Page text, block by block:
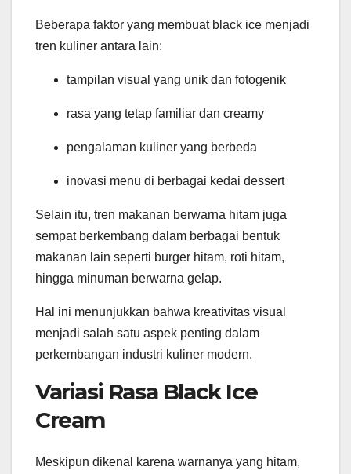
Beberapa faktor yang membuat black ice menjadi
tren kuliner antara lain:
tampilan visual yang unik dan fotogenik
rasa yang tetap familiar dan creamy
pengalaman kuliner yang berbeda
inovasi menu di berbagai kedai dessert
Selain itu, tren makanan berwarna hitam juga
sempat berkembang dalam berbagai bentuk
makanan lain seperti burger hitam, roti hitam,
hingga minuman berwarna gelap.
Hal ini menunjukkan bahwa kreativitas visual
menjadi salah satu aspek penting dalam
perkembangan industri kuliner modern.
Variasi Rasa Black Ice
Cream
Meskipun dikenal karena warnanya yang hitam,